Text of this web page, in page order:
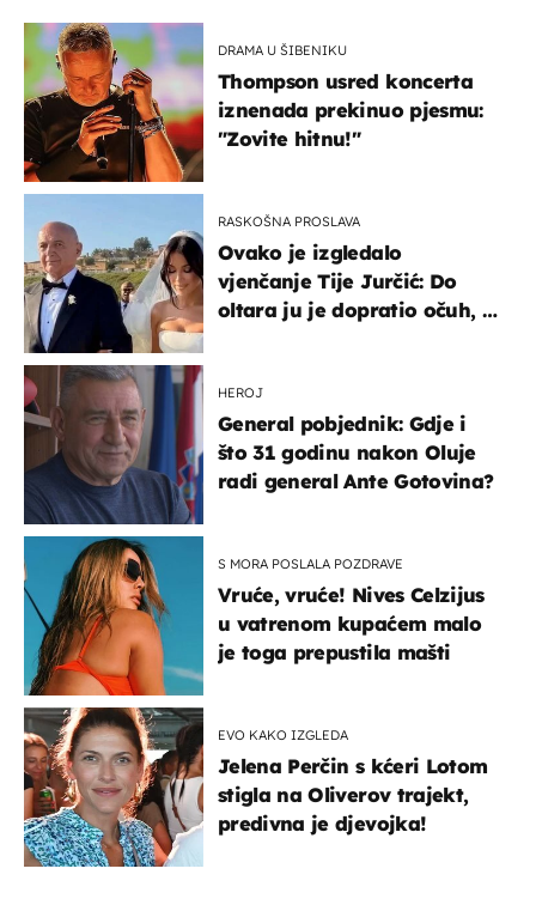
DRAMA U ŠIBENIKU
Thompson usred koncerta
iznenada prekinuo pjesmu:
"Zovite hitnu!"
RASKOŠNA PROSLAVA
Ovako je izgledalo
vjenčanje Tije Jurčić: Do
oltara ju je dopratio očuh, a
HEROJ
General pobjednik: Gdje i
što 31 godinu nakon Oluje
radi general Ante Gotovina?
S MORA POSLALA POZDRAVE
Vruće, vruće! Nives Celzijus
u vatrenom kupaćem malo
je toga prepustila mašti
EVO KAKO IZGLEDA
Jelena Perčin s kćeri Lotom
stigla na Oliverov trajekt,
predivna je djevojka!